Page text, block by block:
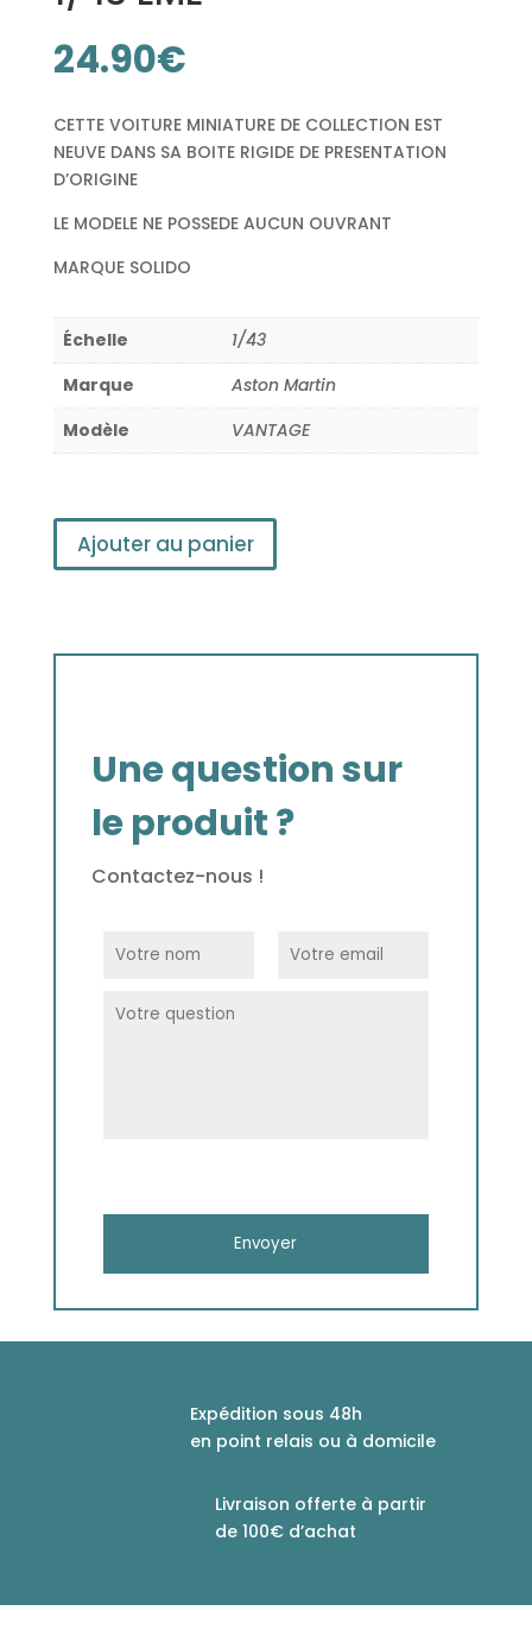
24.90€
CETTE VOITURE MINIATURE DE COLLECTION EST
NEUVE DANS SA BOITE RIGIDE DE PRESENTATION
D’ORIGINE
LE MODELE NE POSSEDE AUCUN OUVRANT
MARQUE SOLIDO
Échelle
1/43
Marque
Aston Martin
Modèle
VANTAGE
Ajouter au panier
Une question sur
le produit ?
Contactez-nous !
Expédition sous 48h
en point relais ou à domicile
Livraison offerte à partir
de 100€ d’achat